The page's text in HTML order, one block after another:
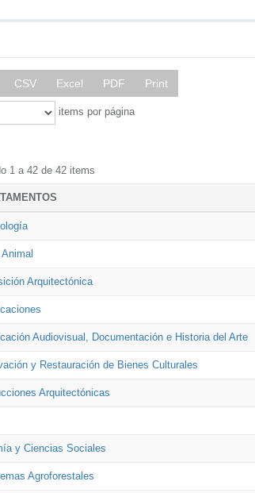
CSV Excel PDF Print
items por página
1 a 42 de 42 items
Arquitectónica
Audiovisual, Documentación e Historia del Arte
y Restauración de Bienes Culturales
Arquitectónicas
y Ciencias Sociales
Agroforestales